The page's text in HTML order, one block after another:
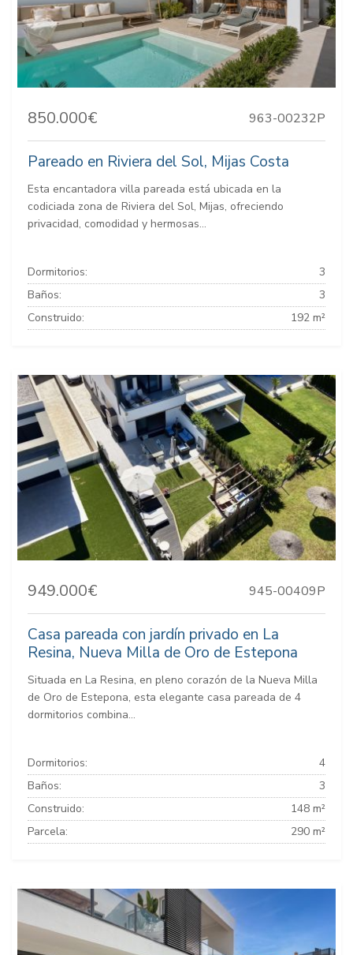
850.000€ 963-00232P
Pareado en Riviera del Sol, Mijas Costa
Esta encantadora villa pareada está ubicada en la
codiciada zona de Riviera del Sol, Mijas, ofreciendo
privacidad, comodidad y hermosas...
Dormitorios:
3
Baños:
3
Construido:
192 m²
949.000€ 945-00409P
Casa pareada con jardín privado en La
Resina, Nueva Milla de Oro de Estepona
Situada en La Resina, en pleno corazón de la Nueva Milla
de Oro de Estepona, esta elegante casa pareada de 4
dormitorios combina...
Dormitorios:
4
Baños:
3
Construido:
148 m²
Parcela:
290 m²